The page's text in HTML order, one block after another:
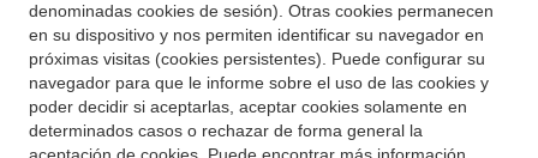
denominadas cookies de sesión). Otras cookies permanecen
en su dispositivo y nos permiten identificar su navegador en
próximas visitas (cookies persistentes). Puede configurar su
navegador para que le informe sobre el uso de las cookies y
poder decidir si aceptarlas, aceptar cookies solamente en
determinados casos o rechazar de forma general la